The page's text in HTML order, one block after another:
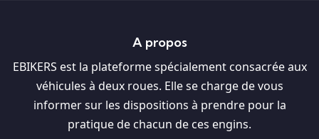
A propos
EBIKERS est la plateforme spécialement consacrée aux
véhicules à deux roues. Elle se charge de vous
informer sur les dispositions à prendre pour la
pratique de chacun de ces engins.